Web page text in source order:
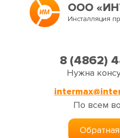
ООО
Инсталляция
8 (4862)
Нужна
По всем